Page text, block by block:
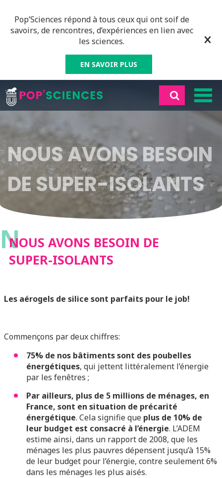
Pop’Sciences répond à tous ceux qui ont soif de
savoirs, de rencontres, d’expériences en lien avec
les sciences.
EN SAVOIR PLUS
NOUS AVONS BESOIN
DE SUPER-ISOLANTS
N
NOUS AVONS BESOIN DE
SUPER-ISOLANTS
Les aérogels de silice sont parfaits pour le job!
Commençons par deux chiffres:
75% de nos bâtiments sont des poubelles
énergétiques, qui jettent littéralement l’énergie
par les fenêtres ;
Par ailleurs, plus de 5 millions de ménages, en
France, sont en situation de précarité
énergétique. Cela signifie que plus de 10% de
leur budget est consacré à l’énergie. L’ADEM
estime ainsi, dans un rapport de 2008, que les
ménages les plus pauvres dépensent jusqu’à 15%
de leur budget pour l’énergie, contre seulement 6%
dans les ménages les plus aisés.